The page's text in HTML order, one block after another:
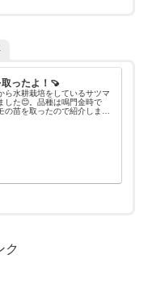
ったよ！🍠
ら水耕栽培をしているサツマ
した😊。品種は鳴門金時で
の苗を取ったので紹介します
ク